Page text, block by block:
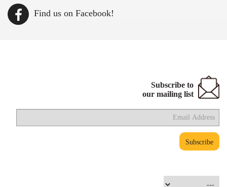
Find us on Facebook!
Subscribe to
our mailing list